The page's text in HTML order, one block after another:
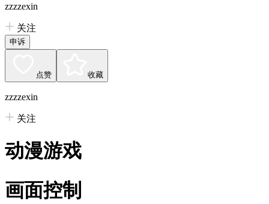
zzzzexin
关注
申诉
点赞 收藏
zzzzexin
关注
动漫游戏
画面控制